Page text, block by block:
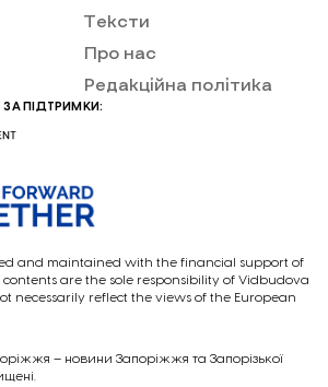
Тексти
Про нас
Редакційна політика
ПІДТРИМКИ:
and maintained with the financial support of
contents are the sole responsibility of Vidbudova
necessarily reflect the views of the European
– новини Запоріжжя та Запорізької